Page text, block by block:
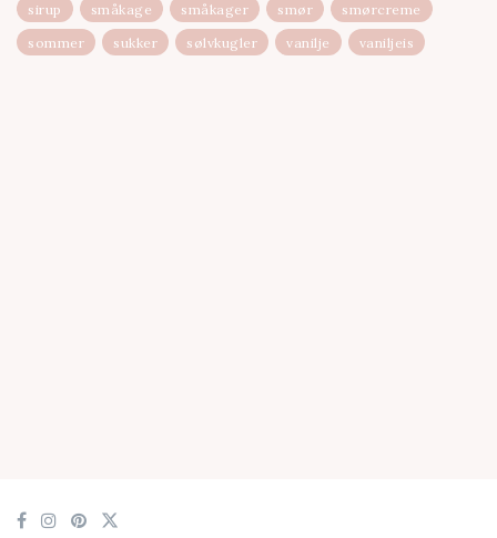
sirup
småkage småkager smør
smørcreme
sommer
sukker sølvkugler vanilje vaniljeis